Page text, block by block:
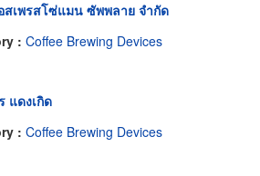
สเพรสโซ่แมน ซัพพลาย จำกัด
: Coffee Brewing Devices
แดงเกิด
: Coffee Brewing Devices